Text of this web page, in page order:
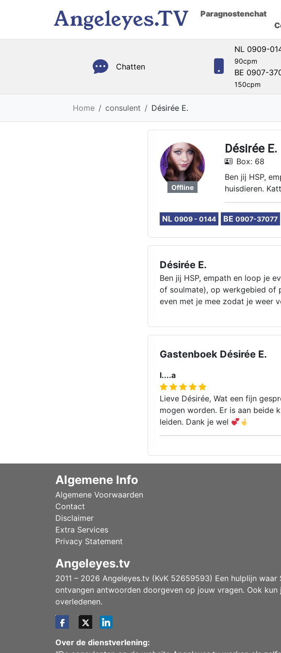
Angeleyes.TV Paragnostenchat
Chatten
NL 0909-
90cpm
BE 0907-
150cpm
Home consulent Désirée E.
Offline
Désirée E.
Box: 68
Ben jij HSP,
huisdieren.
NL 0909 - 0144 BE 0907-37077
Désirée E.
Ben jij HSP, empath en loop je
of soulmate), op werkgebied of
even met je mee zodat je weer
Gastenboek Désirée E.
I....a
Lieve Désirée, Wat een fijn
mogen worden. Er is aan beide
leiden. Dank je wel
Algemene Info
Algemene Voorwaarden
Contact
Disclaimer
Extra Services
Privacy Statement
Angeleyes.tv
2011 – 2026 Angeleyes.tv (KvK 52659593) Een hulplijn
ontvangen antwoorden doorgeven op jouw vragen. Ook
overledenen.
Over de dienstverlening: